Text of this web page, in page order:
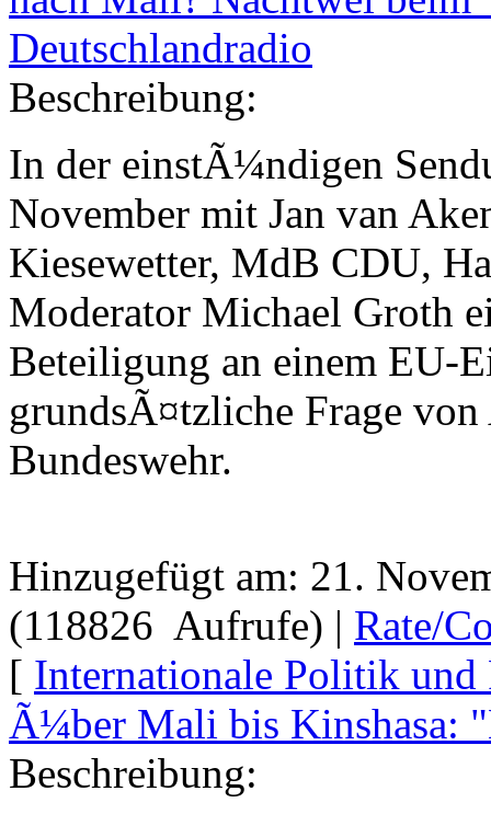
Deutschlandradio
Beschreibung:
In der einstÃ¼ndigen
November mit Jan van
Kiesewetter, MdB CDU,
Moderator Michael Groth
Beteiligung an einem EU-
grundsÃ¤tzliche Frage
Bundeswehr.
Hinzugefügt am: 21.
(118826 Aufrufe) | Rate/
[ Internationale Politik und
Ã¼ber Mali bis Kinshasa:
Beschreibung: